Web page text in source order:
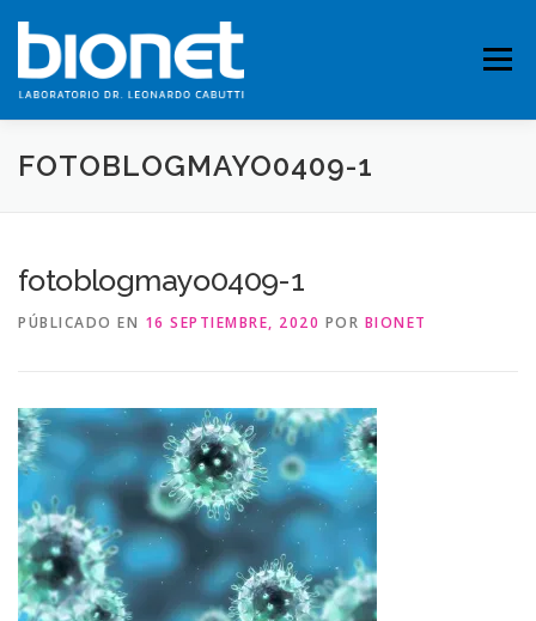
contenido
Menú
QUIENES SOMOS PRESTACIONES
FICHAS TÉCNICAS PUBLICACIONES
FOTOBLOGMAYO0409-1
fotoblogmayo0409-1
PÚBLICADO EN 16 SEPTIEMBRE, 2020 POR BIONET